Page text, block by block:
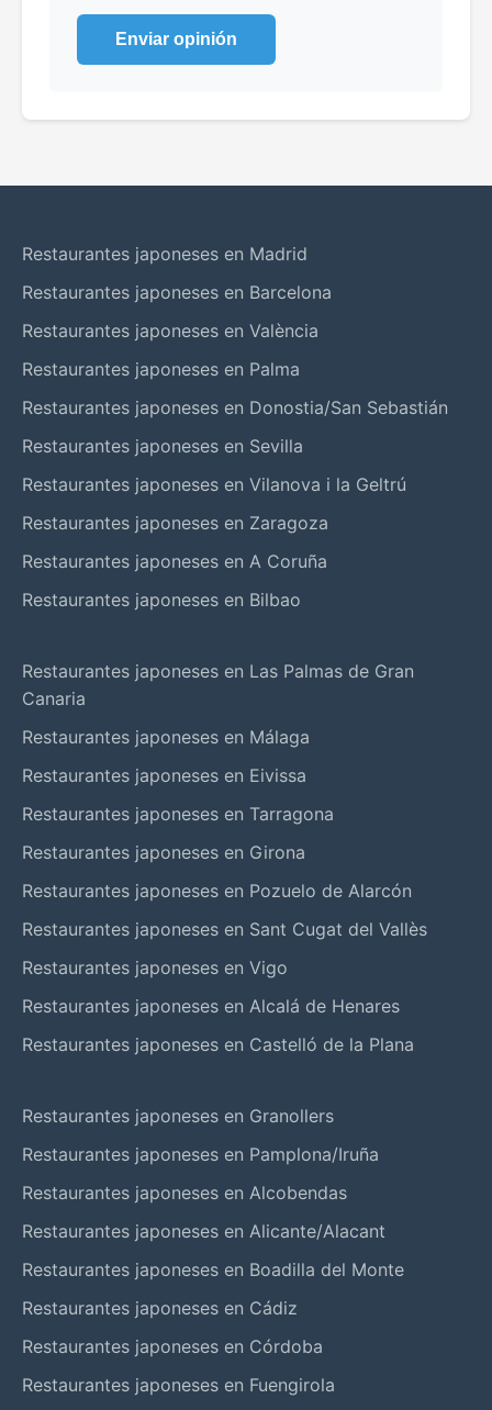
Enviar opinión
Restaurantes japoneses en Madrid
Restaurantes japoneses en Barcelona
Restaurantes japoneses en València
Restaurantes japoneses en Palma
Restaurantes japoneses en Donostia/San Sebastián
Restaurantes japoneses en Sevilla
Restaurantes japoneses en Vilanova i la Geltrú
Restaurantes japoneses en Zaragoza
Restaurantes japoneses en A Coruña
Restaurantes japoneses en Bilbao
Restaurantes japoneses en Las Palmas de Gran
Canaria
Restaurantes japoneses en Málaga
Restaurantes japoneses en Eivissa
Restaurantes japoneses en Tarragona
Restaurantes japoneses en Girona
Restaurantes japoneses en Pozuelo de Alarcón
Restaurantes japoneses en Sant Cugat del Vallès
Restaurantes japoneses en Vigo
Restaurantes japoneses en Alcalá de Henares
Restaurantes japoneses en Castelló de la Plana
Restaurantes japoneses en Granollers
Restaurantes japoneses en Pamplona/Iruña
Restaurantes japoneses en Alcobendas
Restaurantes japoneses en Alicante/Alacant
Restaurantes japoneses en Boadilla del Monte
Restaurantes japoneses en Cádiz
Restaurantes japoneses en Córdoba
Restaurantes japoneses en Fuengirola